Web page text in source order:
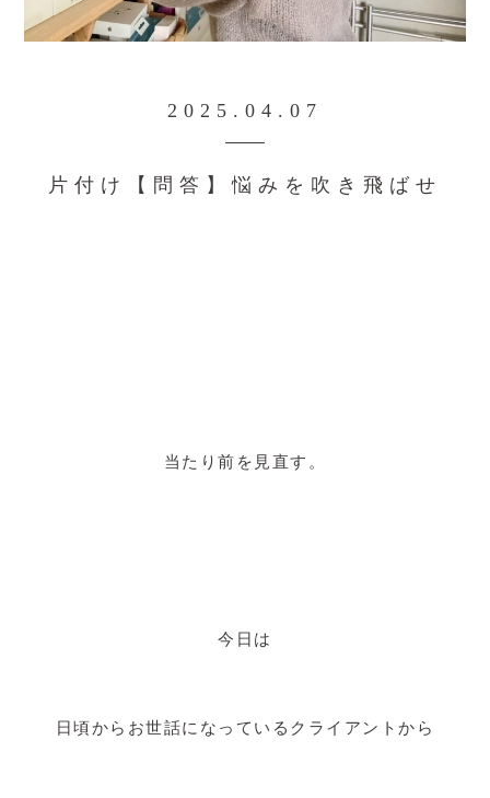
2025.04.07
片付け【問答】悩みを吹き飛ばせ
当たり前を見直す。
今日は
日頃からお世話になっているクライアントから